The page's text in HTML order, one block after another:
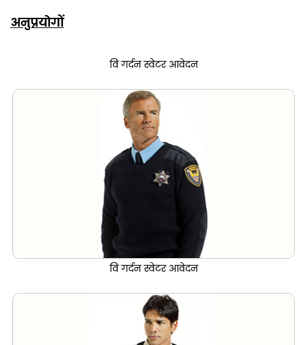
अनुप्रयोगों
वि गर्दन स्वेटर आवेदन
वि गर्दन स्वेटर आवेदन